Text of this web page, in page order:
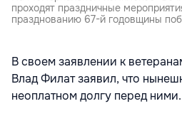
проходят праздничные
празднованию 67-й годовщины
В своем заявлении к
Влад Филат заявил, что
неоплатном долгу перед ними.